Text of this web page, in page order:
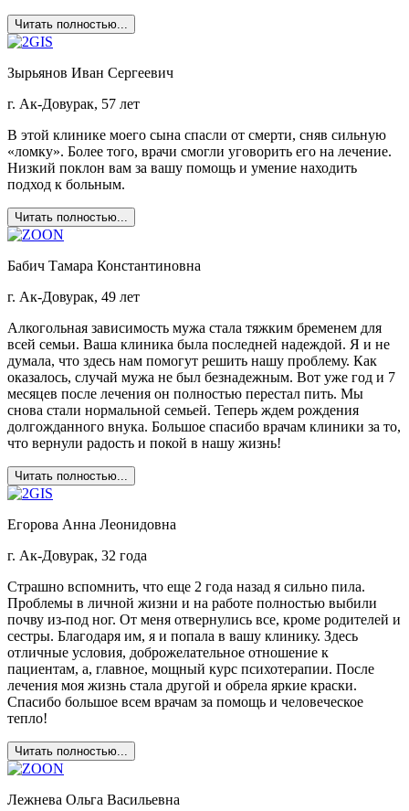
Читать полностью...
Зырьянов Иван Сергеевич
г. Ак-Довурак, 57 лет
В этой клинике моего сына спасли от смерти, сняв сильную
«ломку». Более того, врачи смогли уговорить его на лечение.
Низкий поклон вам за вашу помощь и умение находить
подход к больным.
Читать полностью...
Бабич Тамара Константиновна
г. Ак-Довурак, 49 лет
Алкогольная зависимость мужа стала тяжким бременем для
всей семьи. Ваша клиника была последней надеждой. Я и не
думала, что здесь нам помогут решить нашу проблему. Как
оказалось, случай мужа не был безнадежным. Вот уже год и 7
месяцев после лечения он полностью перестал пить. Мы
снова стали нормальной семьей. Теперь ждем рождения
долгожданного внука. Большое спасибо врачам клиники за то,
что вернули радость и покой в нашу жизнь!
Читать полностью...
Егорова Анна Леонидовна
г. Ак-Довурак, 32 года
Страшно вспомнить, что еще 2 года назад я сильно пила.
Проблемы в личной жизни и на работе полностью выбили
почву из-под ног. От меня отвернулись все, кроме родителей и
сестры. Благодаря им, я и попала в вашу клинику. Здесь
отличные условия, доброжелательное отношение к
пациентам, а, главное, мощный курс психотерапии. После
лечения моя жизнь стала другой и обрела яркие краски.
Спасибо большое всем врачам за помощь и человеческое
тепло!
Читать полностью...
Лежнева Ольга Васильевна